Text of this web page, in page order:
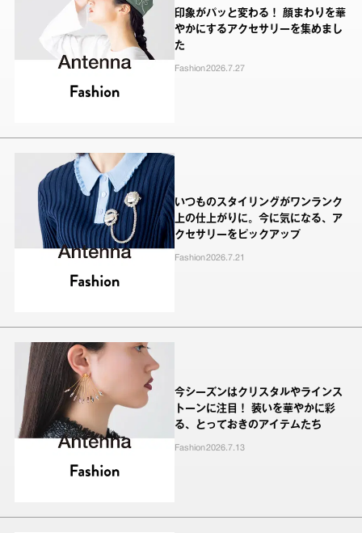
印象がパッと変わる！ 顔まわりを華
やかにするアクセサリーを集めまし
た
Fashion2026.7.27
いつものスタイリングがワンランク
上の仕上がりに。今に気になる、ア
クセサリーをピックアップ
Fashion2026.7.21
今シーズンはクリスタルやラインス
トーンに注目！ 装いを華やかに彩
る、とっておきのアイテムたち
Fashion2026.7.13